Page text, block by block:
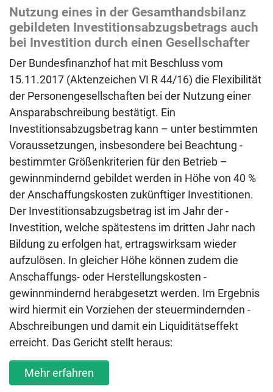
Nutzung eines in der Gesamthandsbilanz
gebildeten Investitionsabzugsbetrags auch
bei Investition durch einen Gesellschafter
Der Bundesfinanzhof hat mit Beschluss vom
15.11.2017 (Aktenzeichen VI R 44/16) die ­Flexibilität
der Personengesellschaften bei der Nutzung einer
Ansparabschreibung bestätigt. Ein
Investitionsabzugsbetrag kann – unter bestimmten
Voraussetzungen, insbesondere bei Beachtung ­
bestimmter Größenkriterien für den Betrieb –
gewinnmindernd gebildet werden in Höhe von 40 %
der Anschaffungskosten zukünftiger Investitionen.
Der Investitionsabzugsbetrag ist im Jahr der ­
Investition, welche spätestens im dritten Jahr nach
Bildung zu erfolgen hat, ertragswirksam wieder
aufzulösen. In gleicher Höhe können zudem die
Anschaffungs- oder Herstellungskosten ­
gewinnmindernd herabgesetzt werden. Im Ergebnis
wird hiermit ein Vorziehen der steuermindernden ­
Abschreibungen und damit ein Liquiditätseffekt
erreicht. Das Gericht stellt heraus:
Mehr erfahren